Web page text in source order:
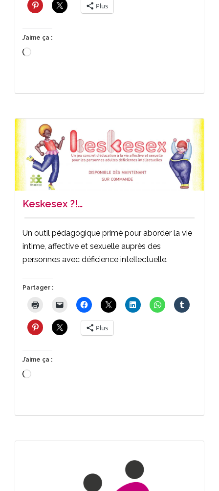
Plus
J’aime ça :
Chargement…
Keskesex ?!…
Un outil pédagogique primé pour aborder la vie
intime, affective et sexuelle auprès des
personnes avec déficience intellectuelle.
Partager :
Plus
J’aime ça :
Chargement…